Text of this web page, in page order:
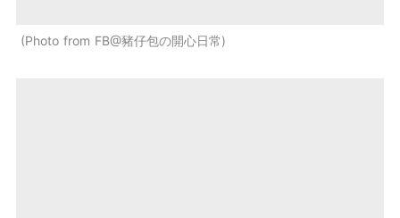
Photo from FB@豬仔包の開心日常